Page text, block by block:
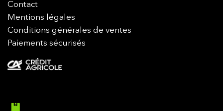
Contact
Mentions légales
Conditions générales de ventes
Paiements sécurisés